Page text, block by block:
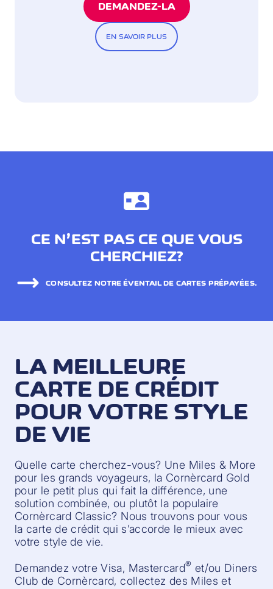
DEMANDEZ-LA
EN SAVOIR PLUS
CE N’EST PAS CE QUE VOUS
CHERCHIEZ?
CONSULTEZ NOTRE ÉVENTAIL DE CARTES PRÉPAYÉES.
LA MEILLEURE
CARTE DE CRÉDIT
POUR VOTRE STYLE
DE VIE
Quelle carte cherchez-vous? Une Miles & More
pour les grands voyageurs, la Cornèrcard Gold
pour le petit plus qui fait la différence, une
solution combinée, ou plutôt la populaire
Cornèrcard Classic? Nous trouvons pour vous
la carte de crédit qui s’accorde le mieux avec
votre style de vie.
Demandez votre Visa, Mastercard® et/ou Diners
Club de Cornèrcard, collectez des Miles et